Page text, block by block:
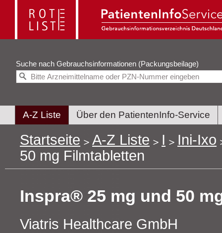
Suche nach Gebrauchsinformationen (Packungsbeilage)
A-Z Liste Über den PatientenInfo-Service
Startseite A-Z Liste I
Ini-Ixo
50 mg Filmtabletten
Inspra® 25 mg und 50
Viatris Healthcare GmbH